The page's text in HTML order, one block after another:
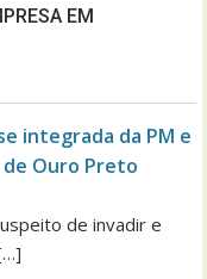
EM
integrada da PM e
Ouro Preto
de invadir e